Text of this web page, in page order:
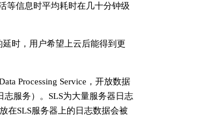
等信息时平均耗时在几十分钟级
时，用户希望上云后能得到更
Processing Service，开放数据
志服务）。SLS为大量服务器日志
在SLS服务器上的日志数据会被